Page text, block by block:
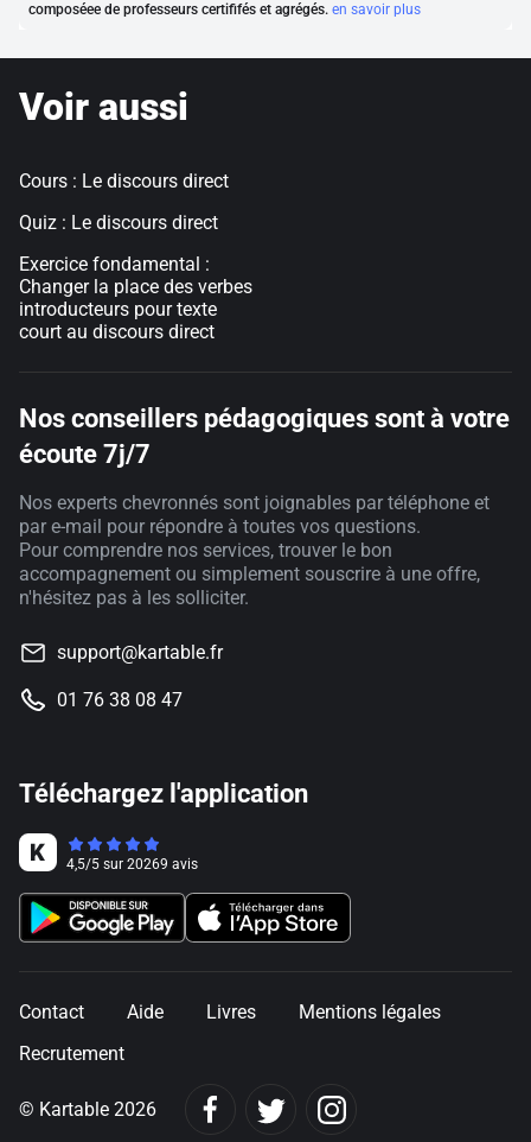
composéee de professeurs certififés et agrégés. en savoir plus
Voir aussi
Cours : Le discours direct
Quiz : Le discours direct
Exercice fondamental :
Changer la place des verbes
introducteurs pour texte
court au discours direct
Nos conseillers pédagogiques sont à votre
écoute 7j/7
Nos experts chevronnés sont joignables par téléphone et
par e-mail pour répondre à toutes vos questions.
Pour comprendre nos services, trouver le bon
accompagnement ou simplement souscrire à une offre,
n'hésitez pas à les solliciter.
support@kartable.fr
01 76 38 08 47
Téléchargez l'application
4,5/5 sur 20269 avis
Contact Aide Livres
Mentions légales
Recrutement
© Kartable 2026